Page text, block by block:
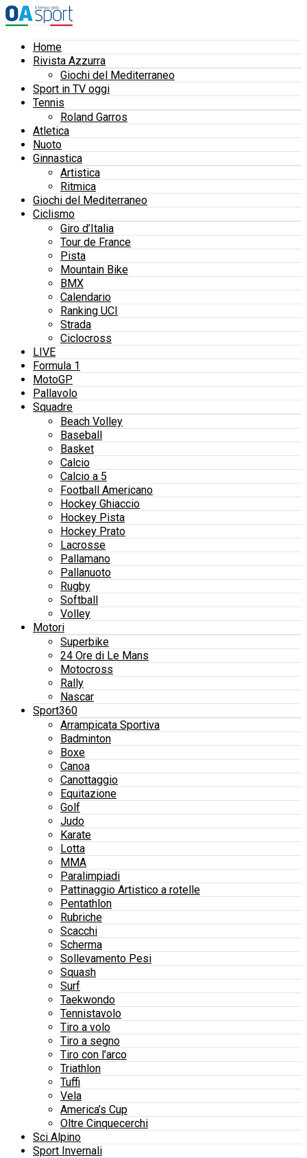
Home
Rivista Azzurra
Giochi del Mediterraneo
Sport in TV oggi
Tennis
Roland Garros
Atletica
Nuoto
Ginnastica
Artistica
Ritmica
Giochi del Mediterraneo
Ciclismo
Giro d’Italia
Tour de France
Pista
Mountain Bike
BMX
Calendario
Ranking UCI
Strada
Ciclocross
LIVE
Formula 1
MotoGP
Pallavolo
Squadre
Beach Volley
Baseball
Basket
Calcio
Calcio a 5
Football Americano
Hockey Ghiaccio
Hockey Pista
Hockey Prato
Lacrosse
Pallamano
Pallanuoto
Rugby
Softball
Volley
Motori
Superbike
24 Ore di Le Mans
Motocross
Rally
Nascar
Sport360
Arrampicata Sportiva
Badminton
Boxe
Canoa
Canottaggio
Equitazione
Golf
Judo
Karate
Lotta
MMA
Paralimpiadi
Pattinaggio Artistico a rotelle
Pentathlon
Rubriche
Scacchi
Scherma
Sollevamento Pesi
Squash
Surf
Taekwondo
Tennistavolo
Tiro a volo
Tiro a segno
Tiro con l’arco
Triathlon
Tuffi
Vela
America’s Cup
Oltre Cinquecerchi
Sci Alpino
Sport Invernali